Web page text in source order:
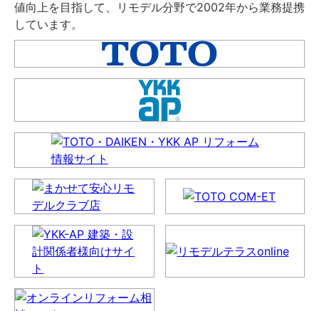
値向上を目指して、リモデル分野で2002年から業務提携
しています。